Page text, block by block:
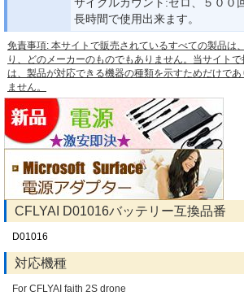
サイクルカウント:ゼロ、５００
長時間で使用出来ます。
免責事項: 本サイトで販売されているすべての製品は
り、どのメーカーのものでもありません。当サイト
は、製品が対応できる機器の種類を示すためだけで
ません。
CFLYAI D01016バッテリー互換品番
D01016
対応機種
For CFLYAI faith 2S drone